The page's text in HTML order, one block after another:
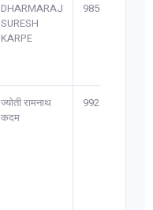
DHARMARAJ
SURESH
KARPE
9850*****8
ज्योती रामनाथ
कदम
9921*****9